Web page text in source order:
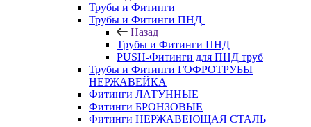
Трубы и Фитинги
Трубы и Фитинги ПНД
Назад
Трубы и Фитинги ПНД
PUSH-Фитинги для ПНД труб
Трубы и Фитинги ГОФРОТРУБЫ
НЕРЖАВЕЙКА
Фитинги ЛАТУННЫЕ
Фитинги БРОНЗОВЫЕ
Фитинги НЕРЖАВЕЮЩАЯ СТАЛЬ